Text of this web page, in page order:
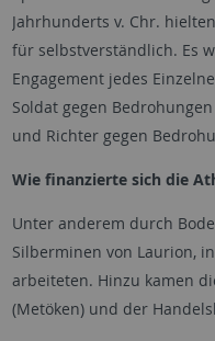
Jahrhunderts v. Chr.
für selbstverständlich. Es
Engagement jedes
Soldat gegen
und Richter gegen
Wie finanzierte sich die
Unter anderem durch
Silberminen von Laurion,
arbeiteten. Hinzu kamen
(Metöken) und der